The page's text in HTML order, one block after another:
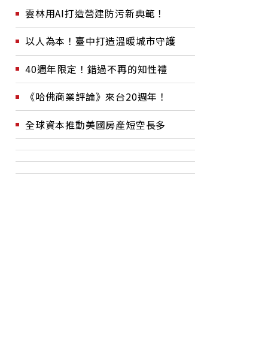
雲林用AI打造營建防污新典範！
以人為本！臺中打造溫暖城市守護
40週年限定！錯過不再的知性禮
《哈佛商業評論》來台20週年！
全球資本推動美國房產短空長多